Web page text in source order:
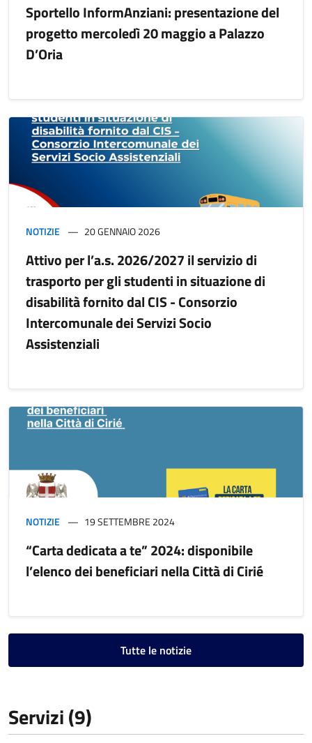
Sportello InformAnziani: presentazione del
progetto mercoledì 20 maggio a Palazzo
D’Oria
NOTIZIE 20 GENNAIO 2026
Attivo per l’a.s. 2026/2027 il servizio di
trasporto per gli studenti in situazione di
disabilità fornito dal CIS - Consorzio
Intercomunale dei Servizi Socio
Assistenziali
NOTIZIE 19 SETTEMBRE 2024
“Carta dedicata a te” 2024: disponibile
l’elenco dei beneficiari nella Città di Cirié
Tutte le notizie
Servizi (9)